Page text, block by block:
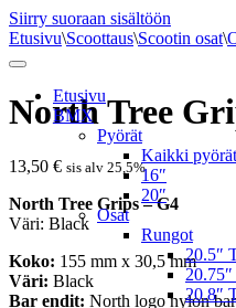
Siirry suoraan sisältöön
Etusivu
BMX
Pyörät
Kaikki pyörät
16″
20″
Osat
Rungot
20.5″
20.8″
Etusivu\Scoottaus\Scootin osat\
North Tree
13,50 € sis alv 25,5%
North Tree Grips – G4
Väri: Black
Koko: 155 mm x 30,5 mm
Väri: Black
Bar endit: North logo nylon